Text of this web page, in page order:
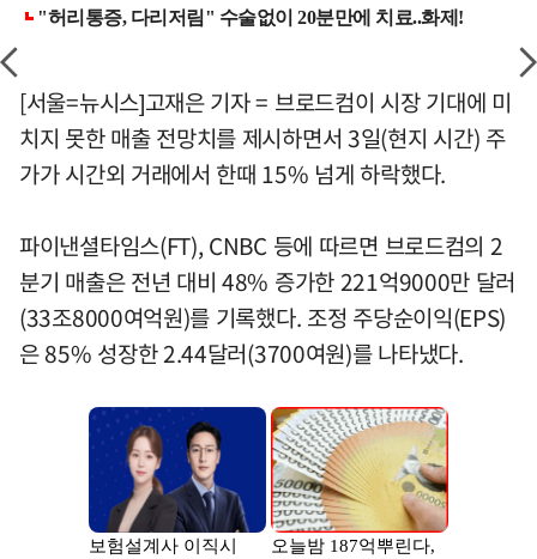
[서울=뉴시스]고재은 기자 = 브로드컴이 시장 기대에 미
치지 못한 매출 전망치를 제시하면서 3일(현지 시간) 주
가가 시간외 거래에서 한때 15% 넘게 하락했다.
파이낸셜타임스(FT), CNBC 등에 따르면 브로드컴의 2
분기 매출은 전년 대비 48% 증가한 221억9000만 달러
(33조8000여억원)를 기록했다. 조정 주당순이익(EPS)
은 85% 성장한 2.44달러(3700여원)를 나타냈다.